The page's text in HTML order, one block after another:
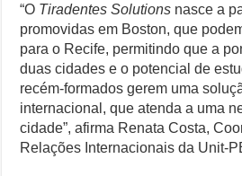
“O Tiradentes Solutions nasce a
promovidas em Boston, que
para o Recife, permitindo que a
duas cidades e o potencial de
recém-formados gerem uma
internacional, que atenda a uma
cidade”, afirma Renata Costa,
Relações Internacionais da Unit-